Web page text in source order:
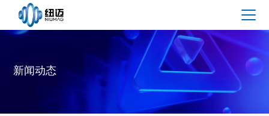
新闻动态